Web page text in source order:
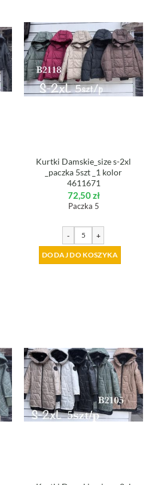
Kurtki Damskie_size s-2xl
_paczka 5szt _1 kolor
4611671
72,50zł
Paczka 5
- +
DODAJ DO KOSZYKA